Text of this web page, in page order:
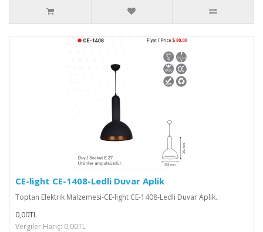
CE-light CE-1408-Ledli Duvar Aplik
Toptan Elektrik Malzemesi-CE-light CE-1408-Ledli Duvar Aplik..
0,00TL
Vergiler Hariç: 0,00TL